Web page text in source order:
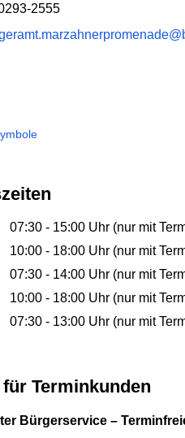
2555
07:30 - 15:00 Uhr (nur mit
10:00 - 18:00 Uhr (nur mit
07:30 - 14:00 Uhr (nur mit
10:00 - 18:00 Uhr (nur mit
07:30 - 13:00 Uhr (nur mit
Terminkunden
Bürgerservice –